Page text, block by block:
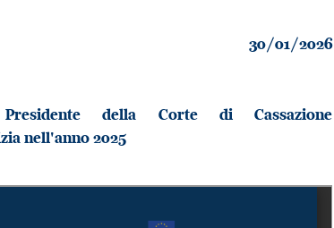
30/01/2026
della Corte di Cassazione
nell'anno 2025